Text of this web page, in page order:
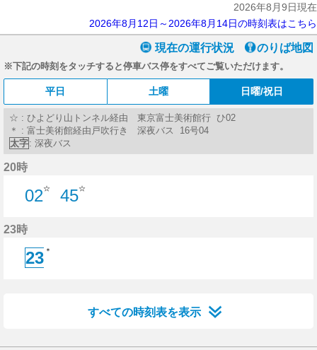
2026年8月9日現在
2026年8月12日～2026年8月14日の時刻表はこちら
現在の運行状況 のりば地図
※下記の時刻をタッチすると停車バス停をすべてご覧いただけます。
平日 土曜 日曜/祝日
☆ : ひよどり山トンネル経由 東京富士美術館行 ひ02
＊ : 富士美術館経由戸吹行き 深夜バス 16号04
太字: 深夜バス
20時
02☆
45☆
23時
23 ＊
すべての時刻表を表示